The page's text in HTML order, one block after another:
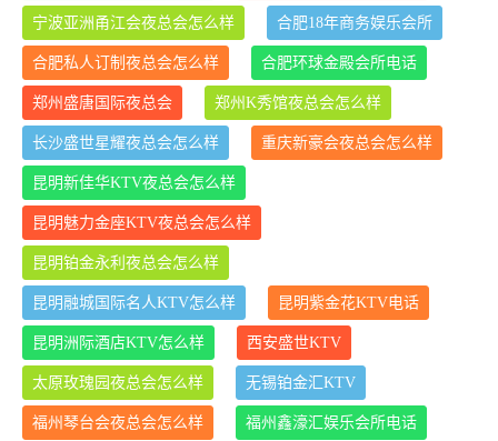
宁波亚洲甬江会夜总会怎么样 合肥18年商务娱乐会所
合肥私人订制夜总会怎么样 合肥环球金殿会所电话
郑州盛唐国际夜总会 郑州K秀馆夜总会怎么样
长沙盛世星耀夜总会怎么样 重庆新豪会夜总会怎么样
昆明新佳华KTV夜总会怎么样
昆明魅力金座KTV夜总会怎么样
昆明铂金永利夜总会怎么样
昆明融城国际名人KTV怎么样 昆明紫金花KTV电话
昆明洲际酒店KTV怎么样 西安盛世KTV
太原玫瑰园夜总会怎么样 无锡铂金汇KTV
福州琴台会夜总会怎么样 福州鑫濠汇娱乐会所电话